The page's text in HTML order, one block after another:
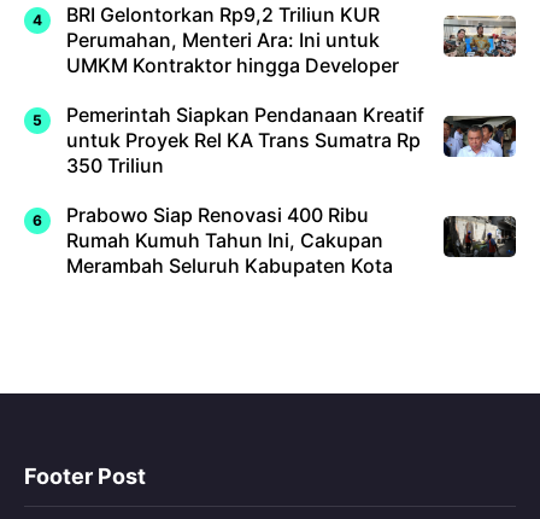
BRI Gelontorkan Rp9,2 Triliun KUR
Perumahan, Menteri Ara: Ini untuk
UMKM Kontraktor hingga Developer
Pemerintah Siapkan Pendanaan Kreatif
untuk Proyek Rel KA Trans Sumatra Rp
350 Triliun
Prabowo Siap Renovasi 400 Ribu
Rumah Kumuh Tahun Ini, Cakupan
Merambah Seluruh Kabupaten Kota
Footer Post